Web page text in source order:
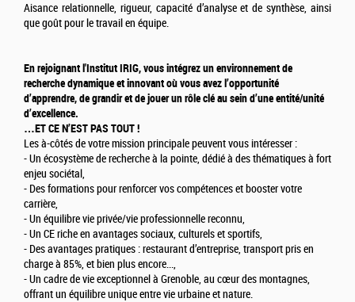
Aisance relationnelle, rigueur, capacité d’analyse et de synthèse, ainsi
que goût pour le travail en équipe.
En rejoignant l'Institut IRIG, vous intégrez un environnement de
recherche dynamique et innovant où vous avez l’opportunité
d’apprendre, de grandir et de jouer un rôle clé au sein d’une entité/unité
d’excellence.
…ET CE N’EST PAS TOUT !
Les à-côtés de votre mission principale peuvent vous intéresser :
- Un écosystème de recherche à la pointe, dédié à des thématiques à fort
enjeu sociétal,
- Des formations pour renforcer vos compétences et booster votre
carrière,
- Un équilibre vie privée/vie professionnelle reconnu,
- Un CE riche en avantages sociaux, culturels et sportifs,
- Des avantages pratiques : restaurant d’entreprise, transport pris en
charge à 85%, et bien plus encore...,
- Un cadre de vie exceptionnel à Grenoble, au cœur des montagnes,
offrant un équilibre unique entre vie urbaine et nature.